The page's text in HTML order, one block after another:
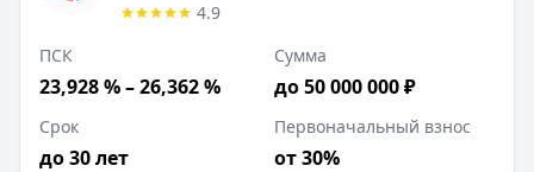
4.9
ПСК
23,928 % – 26,362 %
Сумма
до 50 000 000 ₽
Срок
до 30 лет
Первоначальный взнос
от 30%